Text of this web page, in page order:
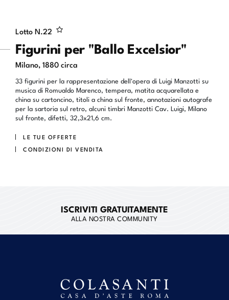
Lotto N.22
Figurini per "Ballo Excelsior"
Milano, 1880 circa
33 figurini per la rappresentazione dell'opera di Luigi Manzotti su
musica di Romualdo Marenco, tempera, matita acquarellata e
china su cartoncino, titoli a china sul fronte, annotazioni autografe
per la sartoria sul retro, alcuni timbri Manzotti Cav. Luigi, Milano
sul fronte, difetti, 32,3x21,6 cm.
LE TUE OFFERTE
CONDIZIONI DI VENDITA
ISCRIVITI GRATUITAMENTE
ALLA NOSTRA COMMUNITY